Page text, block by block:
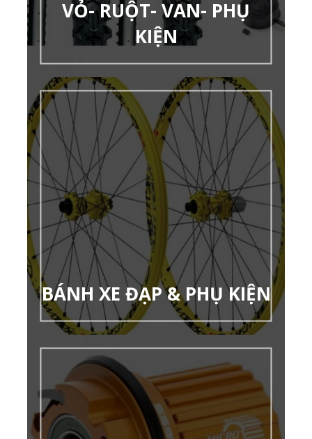
VỎ- RUỘT- VAN- PHỤ
KIỆN
BÁNH XE ĐẠP & PHỤ KIỆN